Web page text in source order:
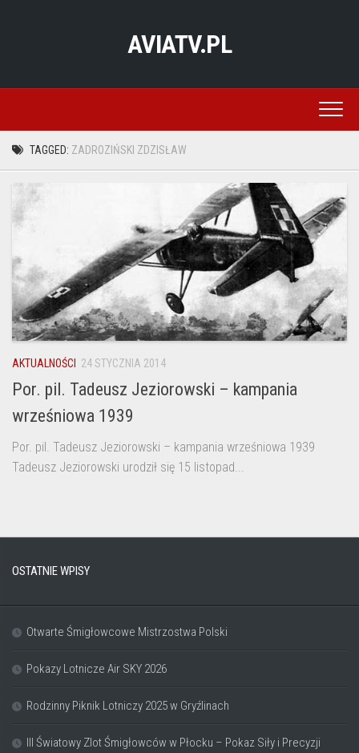
AVIATV.PL
TAGGED: ZADROZIŃSKI ZDZISŁAW
AKTUALNOŚCI 24 STYCZNIA 2014
Por. pil. Tadeusz Jeziorowski – kampania
wrześniowa 1939
Por. pil. Tadeusz Jeziorowski – kampania wrześniowa 1939
Tadeusz Jeziorowski urodził się 15 listopad...
OSTATNIE WPISY
Otwarte Śmigłowcowe Mistrzostwa Polski
Pokazy Lotnicze Air SKY 2026
Rodzinny Piknik Lotniczy 2025 w Gryźlinach
III Światowy Zlot Śmigłowców w Płocku – Pokaz Siły i Precyzji